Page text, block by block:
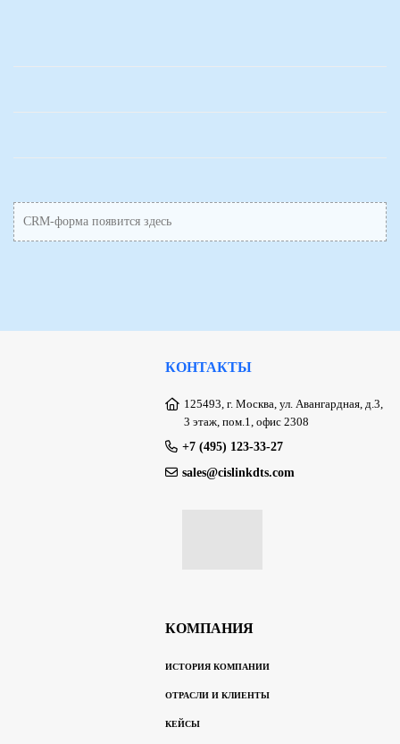
CRM-форма появится здесь
КОНТАКТЫ
125493, г. Москва, ул. Авангардная, д.3,
3 этаж, пом.1, офис 2308
+7 (495) 123-33-27
sales@cislinkdts.com
КОМПАНИЯ
ИСТОРИЯ КОМПАНИИ
ОТРАСЛИ И КЛИЕНТЫ
КЕЙСЫ